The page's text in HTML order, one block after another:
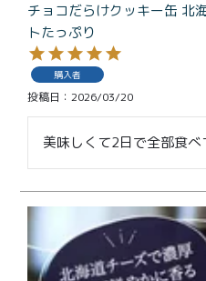
チョコだらけクッキー缶 北
トたっぷり
購入者
投稿日 2026/03/20
美味しくて2日で全部食べ